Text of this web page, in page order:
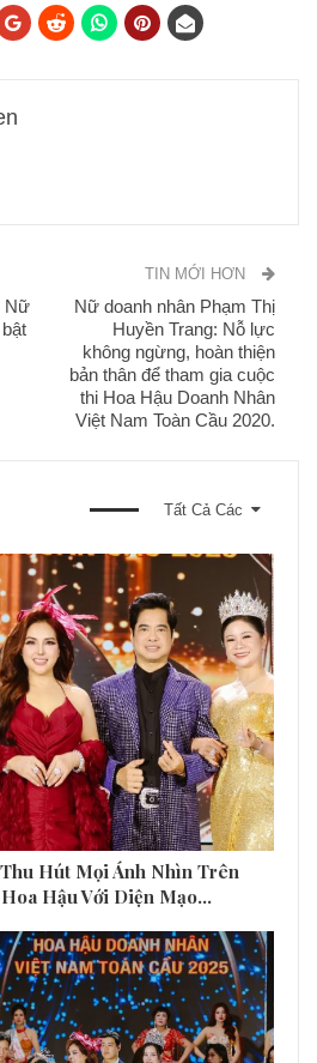
Nữ
TIN MỚI HƠN
Nữ doanh nhân Phạm Thị
Huyền Trang: Nỗ lực
không ngừng, hoàn thiện
bản thân để tham gia cuộc
thi Hoa Hậu Doanh Nhân
Việt Nam Toàn Cầu 2020.
Tất Cả Các
Hút Mọi Ánh Nhìn Trên
Hậu Với Diện Mạo…